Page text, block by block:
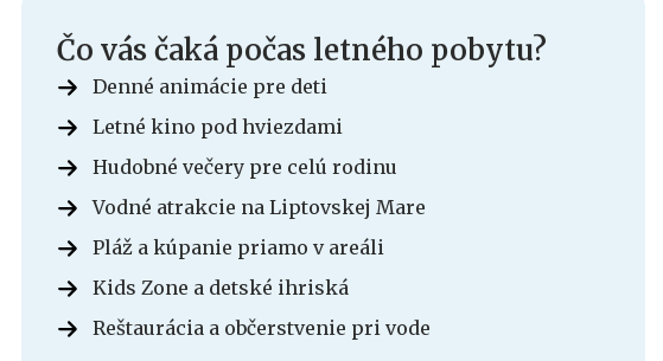
Čo vás čaká počas letného pobytu?
Denné animácie pre deti
Letné kino pod hviezdami
Hudobné večery pre celú rodinu
Vodné atrakcie na Liptovskej Mare
Pláž a kúpanie priamo v areáli
Kids Zone a detské ihriská
Reštaurácia a občerstvenie pri vode